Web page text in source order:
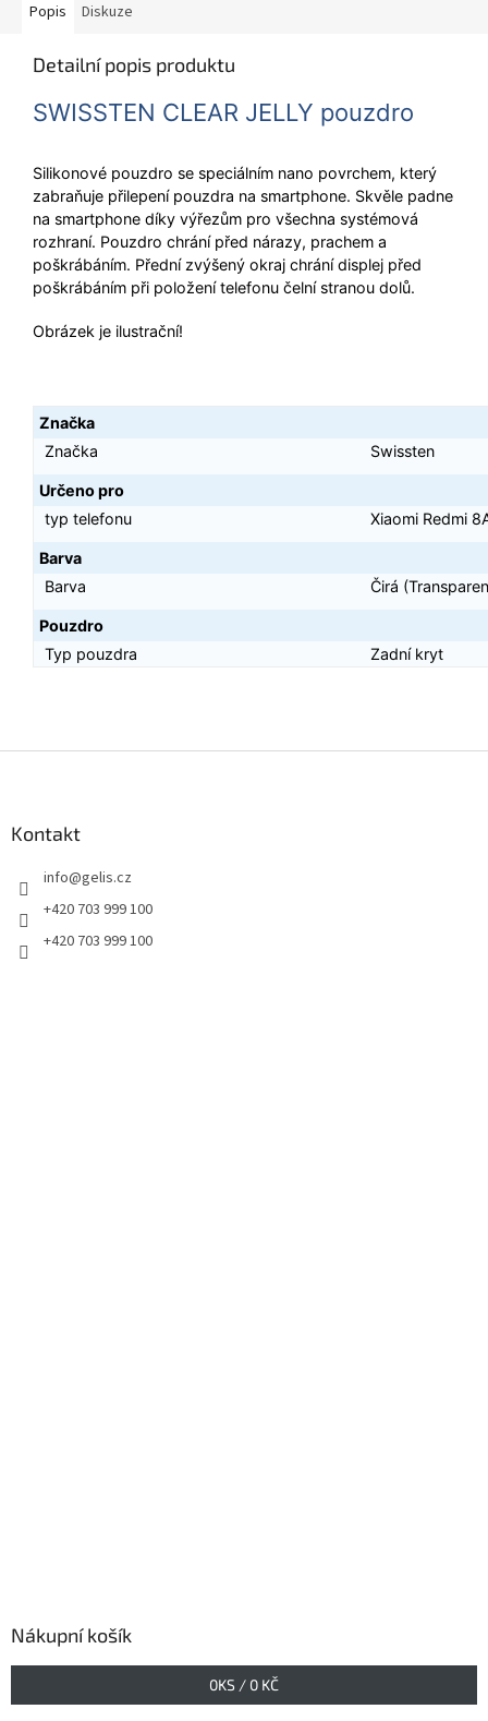
Popis Diskuze
Detailní popis produktu
SWISSTEN CLEAR JELLY pouzdro
Silikonové pouzdro se speciálním nano povrchem, který
zabraňuje přilepení pouzdra na smartphone. Skvěle padne
na smartphone díky výřezům pro všechna systémová
rozhraní. Pouzdro chrání před nárazy, prachem a
poškrábáním. Přední zvýšený okraj chrání displej před
poškrábáním při položení telefonu čelní stranou dolů.
Obrázek je ilustrační!
Značka
Značka
Swissten
Určeno pro
typ telefonu
Xiaomi Redmi
Barva
Barva
Čirá
Pouzdro
Typ pouzdra
Zadní kryt
Kontakt
info@gelis.cz
+420 703 999 100
+420 703 999 100
Nákupní košík
0KS / 0 KČ